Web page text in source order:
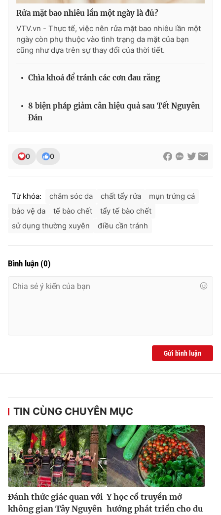
Rửa mặt bao nhiêu lần một ngày là đủ?
VTV.vn - Thực tế, việc nên rửa mặt bao nhiêu lần một
ngày còn phụ thuộc vào tình trạng da mặt của bạn
cũng như dựa trên sự thay đổi của thời tiết.
Chìa khoá để tránh các cơn đau răng
8 biện pháp giảm cân hiệu quả sau Tết Nguyên
Đán
0 0
Từ khóa: chăm sóc da chất tẩy rửa
mụn trứng cá
bảo vệ da
tế bào chết
tẩy tế bào chết
sử dụng thường xuyên
điều cần tránh
Bình luận (0)
Gửi bình luận
TIN CÙNG CHUYÊN MỤC
Đánh thức giác quan với
không gian Tây Nguyên
Y học cổ truyền mở
hướng phát triển cho du